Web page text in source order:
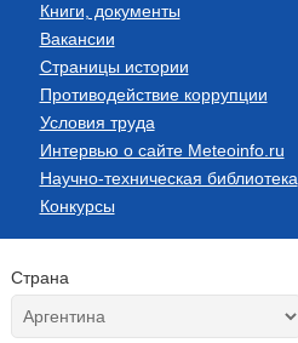
Книги, документы
Вакансии
Страницы истории
Противодействие коррупции
Условия труда
Интервью о сайте Meteoinfo.ru
Научно-техническая библиотека
Конкурсы
Страна